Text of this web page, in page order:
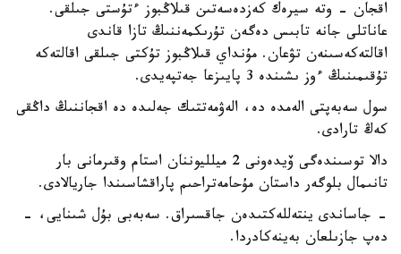
اقجان - وتە سيرەك كەزدەسەتىن قىلاڭبوز ءتۇستى جىلقى.
عاناتلى جانە تابىس دەگەن تۇرىكمەننىڭ تازا قاندى
اقالتەكەسىنەن تۋعان. مۇنداي قىلاڭبوز تۇكتى جىلقى اقالتەكە
تۇقىمىنىڭ ءوز ىشىندە 3 پايىزعا جەتپەيدى.
سول سەبەپتى الەمدە دە، الەۋمەتتىك جەلىدە دە اقجاننىڭ داڭقى
كەڭ تارادى.
دالا توسىندەگى ۆيدەونى 2 ميلليوننان استام وقىرمانى بار
تانىمال بلوگەر داستان مۇحامەتراحىم پاراقشاسىندا جاريالادى.
- جاساندى ينتەللەكتىدەن جاقسىراق. سەبەبى بۇل شىنايى، -
دەپ جازىلعان بەينەكادردا.